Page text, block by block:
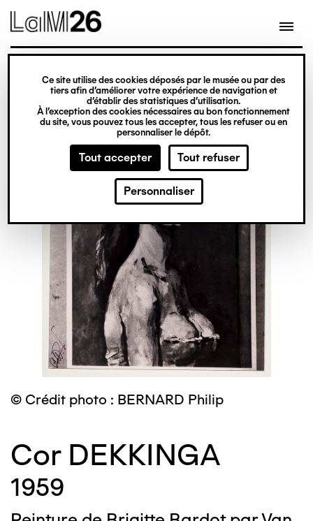
Gestion des cookies
Ce site utilise des cookies déposés par le musée ou par des
tiers afin d’améliorer votre expérience de navigation et
d’établir des statistiques d’utilisation.
À l’exception des cookies nécessaires au bon fonctionnement
du site, vous pouvez tous les accepter, tous les refuser ou en
personnaliser le dépôt.
Tout accepter Tout refuser
Personnaliser
contenu
© Crédit photo : BERNARD Philip
Cor DEKKINGA
1959